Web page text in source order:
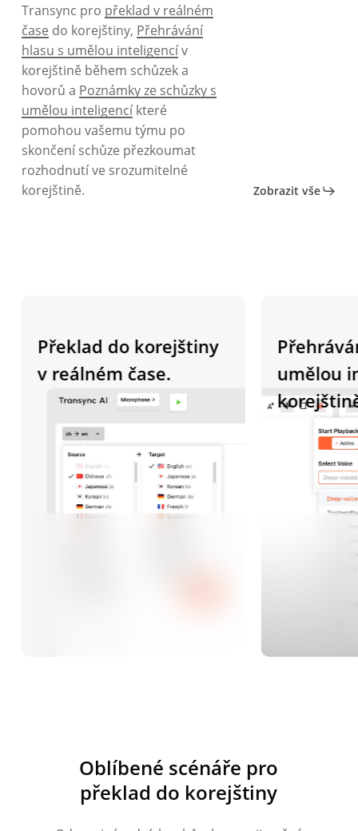
Transync pro překlad v reálném
čase do korejštiny, Přehrávání
hlasu s umělou inteligencív
korejštině během schůzek a
hovorů a Poznámky ze schůzky s
umělou inteligencíkteré
pomohou vašemu týmu po
skončení schůze přezkoumat
rozhodnutí ve srozumitelné
korejštině.
Zobrazit vše
Překlad do korejštiny
v reálném čase.
Přehrávání
umělou
korejštině
Oblíbené scénáře pro
překlad do korejštiny